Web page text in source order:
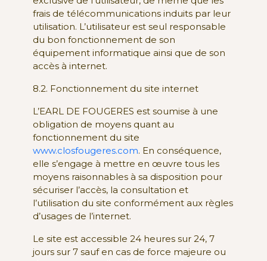
frais de télécommunications induits par leur
utilisation. L’utilisateur est seul responsable
du bon fonctionnement de son
équipement informatique ainsi que de son
accès à internet.
8.2. Fonctionnement du site internet
L’EARL DE FOUGERES est soumise à une
obligation de moyens quant au
fonctionnement du site
www.closfougeres.com. En conséquence,
elle s’engage à mettre en œuvre tous les
moyens raisonnables à sa disposition pour
sécuriser l’accès, la consultation et
l’utilisation du site conformément aux règles
d’usages de l’internet.
Le site est accessible 24 heures sur 24, 7
jours sur 7 sauf en cas de force majeure ou